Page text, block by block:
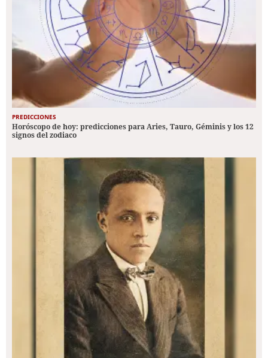
PREDICCIONES
Horóscopo de hoy: predicciones para Aries, Tauro, Géminis y los 12
signos del zodiaco